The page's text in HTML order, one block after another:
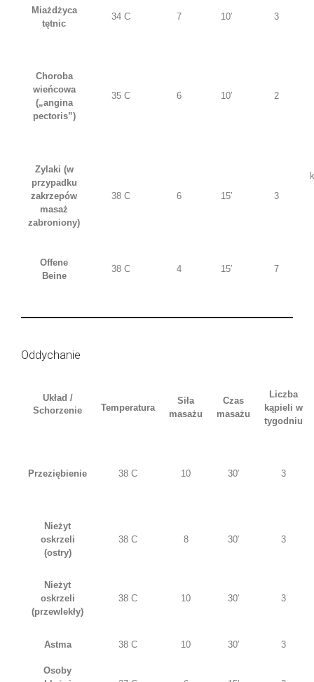
Miażdżyca
tętnic
34 C 7 10′ 3
Choroba
wieńcowa
(„angina
pectoris”)
35 C 6 10′ 2
Zylaki (w
przypadku
zakrzepów
masaż
zabroniony)
38 C 6 15′ 3
Offene
Beine
38 C 4 15′ 7
Oddychanie
Układ /
Schorzenie
Temperatura
Siła
masażu
Czas
masażu
Liczba
kąpieli w
tygodniu
Przeziębienie 38 C 10 30′ 3
Nieżyt
oskrzeli
(ostry)
38 C 8 30′ 3
Nieżyt
oskrzeli
(przewlekły)
38 C 10 30′ 3
Astma 38 C 10 30′ 3
Osoby